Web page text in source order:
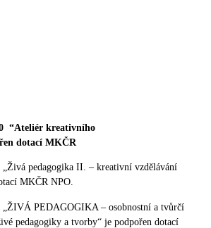
“Ateliér kreativního
dotací MKČR
pedagogika II. – kreativní vzdělávání
MKČR NPO.
„ŽIVÁ PEDAGOGIKA – osobnostní a tvůrčí
pedagogiky a tvorby“ je podpořen dotací